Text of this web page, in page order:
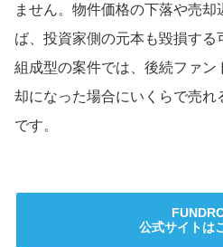
ません。物件価格の下落や売
ば、投資家側の元本も毀損す
組成型の案件では、後続ファン
却になった場合にいくらで売れ
です。
公式サイトは